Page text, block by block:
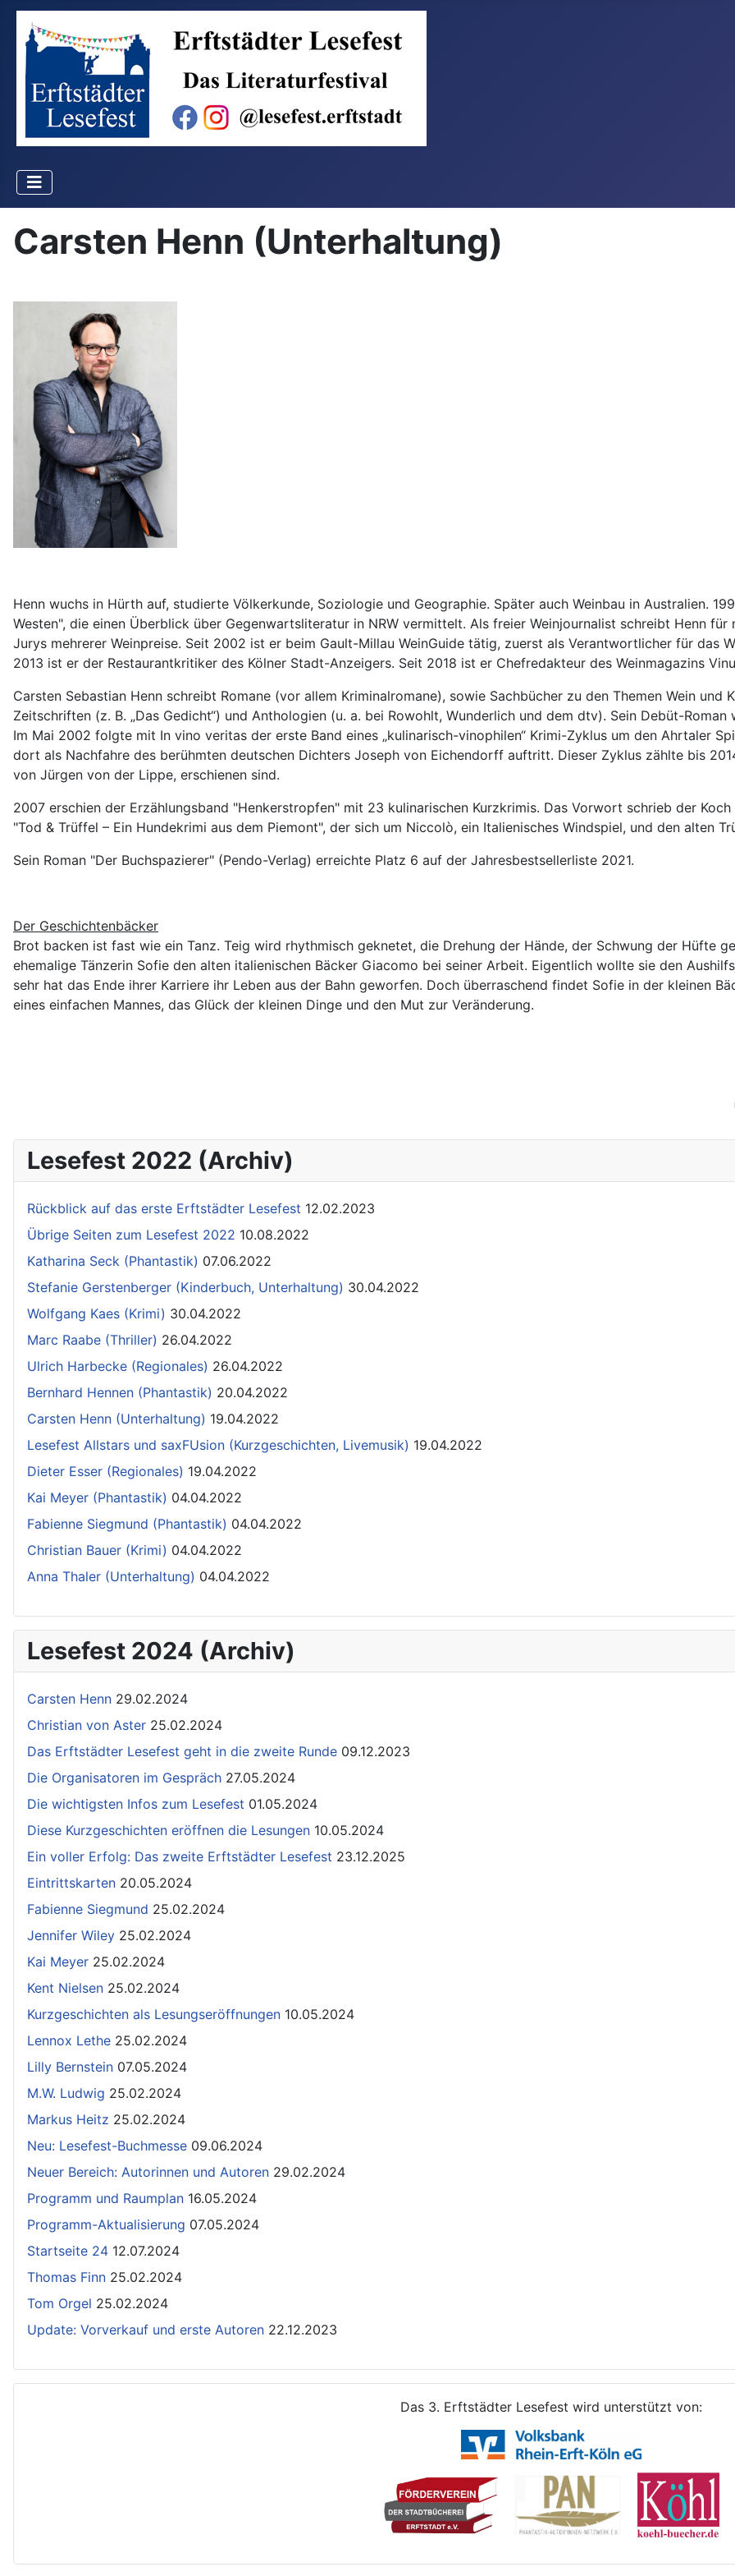
Carsten Henn (Unterhaltung)
Henn wuchs in Hürth auf, studierte Völkerkunde, Soziologie und Geographie. Später auch Weinbau in Australien.
Westen", die einen Überblick über Gegenwartsliteratur in NRW vermittelt. Als freier Weinjournalist schreibt Henn
Jurys mehrerer Weinpreise. Seit 2002 ist er beim Gault-Millau WeinGuide tätig, zuerst als Verantwortlicher für das
2013 ist er der Restaurantkritiker des Kölner Stadt-Anzeigers. Seit 2018 ist er Chefredakteur des Weinmagazins
Carsten Sebastian Henn schreibt Romane (vor allem Kriminalromane), sowie Sachbücher zu den Themen Wein
Zeitschriften (z. B. „Das Gedicht“) und Anthologien (u. a. bei Rowohlt, Wunderlich und dem dtv). Sein Debüt-
Im Mai 2002 folgte mit In vino veritas der erste Band eines „kulinarisch-vinophilen“ Krimi-Zyklus um den Ahrtaler
dort als Nachfahre des berühmten deutschen Dichters Joseph von Eichendorff auftritt. Dieser Zyklus zählte bis
von Jürgen von der Lippe, erschienen sind.
2007 erschien der Erzählungsband "Henkerstropfen" mit 23 kulinarischen Kurzkrimis. Das Vorwort schrieb der
"Tod & Trüffel – Ein Hundekrimi aus dem Piemont", der sich um Niccolò, ein Italienisches Windspiel, und den alten
Sein Roman "Der Buchspazierer" (Pendo-Verlag) erreichte Platz 6 auf der Jahresbestsellerliste 2021.
Der Geschichtenbäcker
Brot backen ist fast wie ein Tanz. Teig wird rhythmisch geknetet, die Drehung der Hände, der Schwung der Hüfte
ehemalige Tänzerin Sofie den alten italienischen Bäcker Giacomo bei seiner Arbeit. Eigentlich wollte sie den
sehr hat das Ende ihrer Karriere ihr Leben aus der Bahn geworfen. Doch überraschend findet Sofie in der kleinen
eines einfachen Mannes, das Glück der kleinen Dinge und den Mut zur Veränderung.
Lesefest 2022 (Archiv)
Rückblick auf das erste Erftstädter Lesefest 12.02.2023
Übrige Seiten zum Lesefest 2022 10.08.2022
Katharina Seck (Phantastik) 07.06.2022
Stefanie Gerstenberger (Kinderbuch, Unterhaltung) 30.04.2022
Wolfgang Kaes (Krimi) 30.04.2022
Marc Raabe (Thriller) 26.04.2022
Ulrich Harbecke (Regionales) 26.04.2022
Bernhard Hennen (Phantastik) 20.04.2022
Carsten Henn (Unterhaltung) 19.04.2022
Lesefest Allstars und saxFUsion (Kurzgeschichten, Livemusik) 19.04.2022
Dieter Esser (Regionales) 19.04.2022
Kai Meyer (Phantastik) 04.04.2022
Fabienne Siegmund (Phantastik) 04.04.2022
Christian Bauer (Krimi) 04.04.2022
Anna Thaler (Unterhaltung) 04.04.2022
Lesefest 2024 (Archiv)
Carsten Henn 29.02.2024
Christian von Aster 25.02.2024
Das Erftstädter Lesefest geht in die zweite Runde 09.12.2023
Die Organisatoren im Gespräch 27.05.2024
Die wichtigsten Infos zum Lesefest 01.05.2024
Diese Kurzgeschichten eröffnen die Lesungen 10.05.2024
Ein voller Erfolg: Das zweite Erftstädter Lesefest 23.12.2025
Eintrittskarten 20.05.2024
Fabienne Siegmund 25.02.2024
Jennifer Wiley 25.02.2024
Kai Meyer 25.02.2024
Kent Nielsen 25.02.2024
Kurzgeschichten als Lesungseröffnungen 10.05.2024
Lennox Lethe 25.02.2024
Lilly Bernstein 07.05.2024
M.W. Ludwig 25.02.2024
Markus Heitz 25.02.2024
Neu: Lesefest-Buchmesse 09.06.2024
Neuer Bereich: Autorinnen und Autoren 29.02.2024
Programm und Raumplan 16.05.2024
Programm-Aktualisierung 07.05.2024
Startseite 24 12.07.2024
Thomas Finn 25.02.2024
Tom Orgel 25.02.2024
Update: Vorverkauf und erste Autoren 22.12.2023
Das 3. Erftstädter Lesefest wird unterstützt von: